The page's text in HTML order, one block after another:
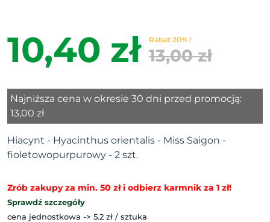
10,40 zł Rabat 20% !
13,00 zł
Najniższa cena w okresie 30 dni przed promocją:
13,00 zł
Hiacynt - Hyacinthus orientalis - Miss Saigon -
fioletowopurpurowy - 2 szt.
Zrób zakupy za min. 50 zł i odbierz karmnik za 1 zł!
Sprawdź szczegóły
cena jednostkowa -> 5.2 zł / sztuka